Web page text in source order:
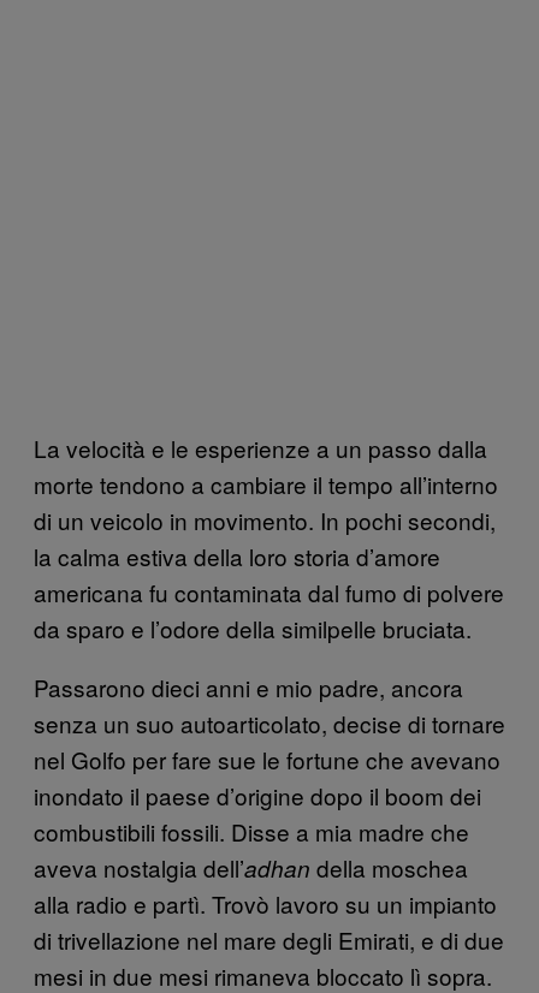
La velocità e le esperienze a un passo dalla
morte tendono a cambiare il tempo all’interno
di un veicolo in movimento. In pochi secondi,
la calma estiva della loro storia d’amore
americana fu contaminata dal fumo di polvere
da sparo e l’odore della similpelle bruciata.
Passarono dieci anni e mio padre, ancora
senza un suo autoarticolato, decise di tornare
nel Golfo per fare sue le fortune che avevano
inondato il paese d’origine dopo il boom dei
combustibili fossili. Disse a mia madre che
aveva nostalgia dell’adhan della moschea
alla radio e partì. Trovò lavoro su un impianto
di trivellazione nel mare degli Emirati, e di due
mesi in due mesi rimaneva bloccato lì sopra.